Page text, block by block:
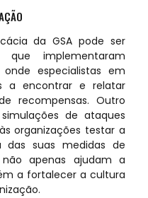
da GSA pode ser
que implementaram
especialistas em
a encontrar e relatar
recompensas. Outro
de ataques
organizações testar a
suas medidas de
não apenas ajudam a
a fortalecer a cultura